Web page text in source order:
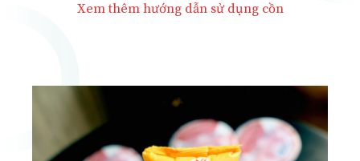
Xem thêm hướng dẫn sử dụng cồn